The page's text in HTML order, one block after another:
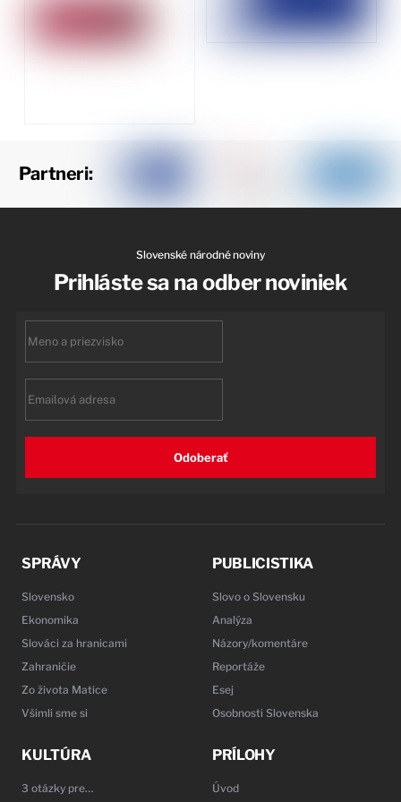
Partneri:
Slovenské národné noviny
Prihláste sa na odber noviniek
Odoberať
SPRÁVY
Slovensko
Ekonomika
Slováci za hranicami
Zahraničie
Zo života Matice
Všimli sme si
PUBLICISTIKA
Slovo o Slovensku
Analýza
Názory/komentáre
Reportáže
Esej
Osobnosti Slovenska
KULTÚRA
3 otázky pre…
PRÍLOHY
Úvod